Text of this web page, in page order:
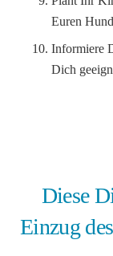
Euren
Informiere
Dich
Diese
Einzug